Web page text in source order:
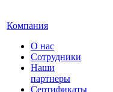
Компания
О нас
Сотрудники
Наши
партнеры
Сертификаты